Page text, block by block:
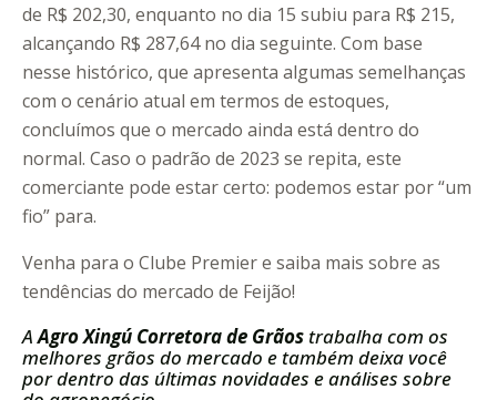
de R$ 202,30, enquanto no dia 15 subiu para R$ 215,
alcançando R$ 287,64 no dia seguinte. Com base
nesse histórico, que apresenta algumas semelhanças
com o cenário atual em termos de estoques,
concluímos que o mercado ainda está dentro do
normal. Caso o padrão de 2023 se repita, este
comerciante pode estar certo: podemos estar por “um
fio” para.
Venha para o Clube Premier e saiba mais sobre as
tendências do mercado de Feijão!
AAgro Xingú Corretora de Grãos trabalha com os
melhores grãos do mercado e também deixa você
por dentro das últimas novidades e análises sobre